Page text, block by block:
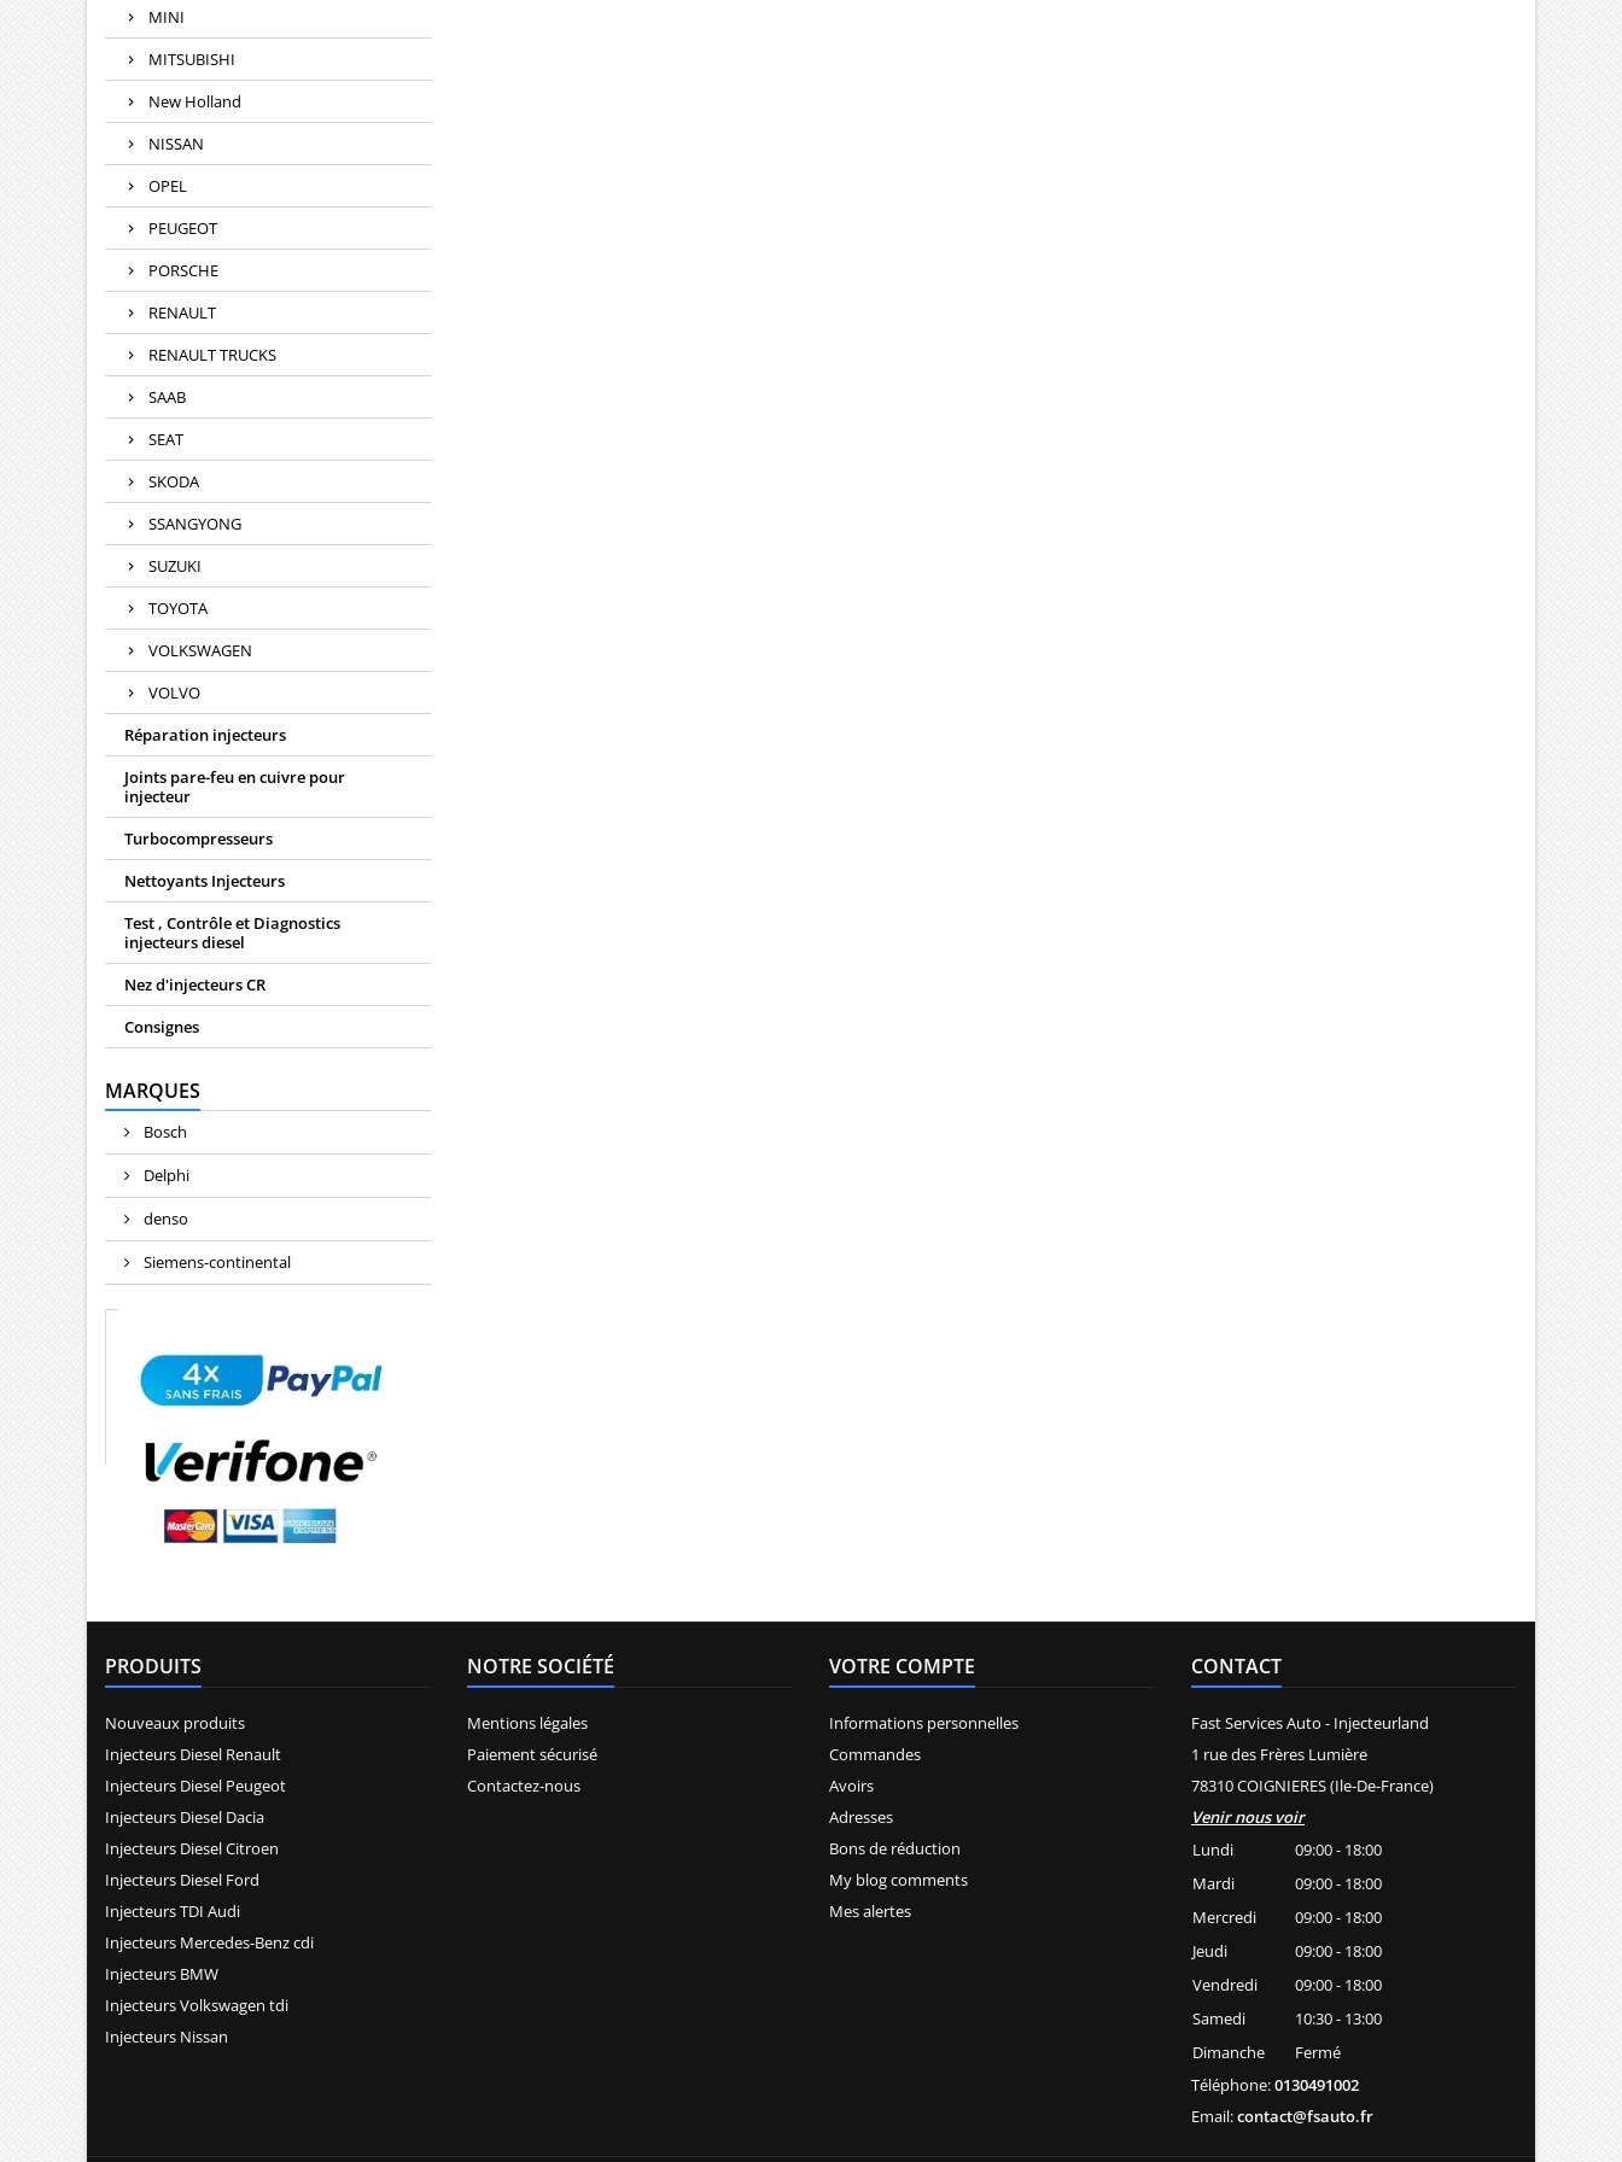
MINI
MITSUBISHI
New Holland
NISSAN
OPEL
PEUGEOT
PORSCHE
RENAULT
RENAULT TRUCKS
SAAB
SEAT
SKODA
SSANGYONG
SUZUKI
TOYOTA
VOLKSWAGEN
VOLVO
Réparation injecteurs
Joints pare-feu en cuivre pour
injecteur
Turbocompresseurs
Nettoyants Injecteurs
Test , Contrôle et Diagnostics
injecteurs diesel
Nez d'injecteurs CR
Consignes
MARQUES
Bosch
Delphi
denso
Siemens-continental
PRODUITS
Nouveaux produits
Injecteurs Diesel Renault
Injecteurs Diesel Peugeot
Injecteurs Diesel Dacia
Injecteurs Diesel Citroen
Injecteurs Diesel Ford
Injecteurs TDI Audi
Injecteurs Mercedes-Benz cdi
Injecteurs BMW
Injecteurs Volkswagen tdi
Injecteurs Nissan
NOTRE SOCIÉTÉ
Mentions légales
Paiement sécurisé
Contactez-nous
VOTRE COMPTE
Informations personnelles
Commandes
Avoirs
Adresses
Bons de réduction
My blog comments
Mes alertes
CONTACT
Fast Services Auto - Injecteurland
1 rue des Frères Lumière
78310 COIGNIERES (Ile-De-France)
Venir nous voir
Lundi
09:00 - 18:00
Mardi
09:00 - 18:00
Mercredi
09:00 - 18:00
Jeudi
09:00 - 18:00
Vendredi
09:00 - 18:00
Samedi
10:30 - 13:00
Dimanche
Fermé
Téléphone:0130491002
Email:contact@fsauto.fr